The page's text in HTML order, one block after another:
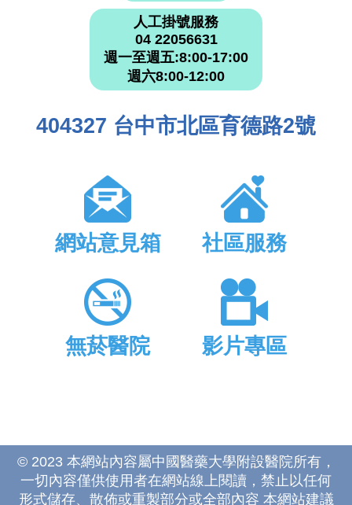
人工掛號服務
04 22056631
週一至週五:8:00-17:00
週六8:00-12:00
404327 台中市北區育德路2號
網站意見箱 社區服務
無菸醫院 影片專區
© 2023 本網站內容屬中國醫藥大學附設醫院所有，
一切內容僅供使用者在網站線上閱讀，禁止以任何
形式儲存、散佈或重製部分或全部內容 本網站建議